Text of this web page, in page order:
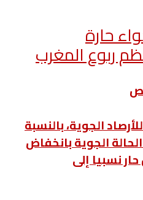
حارة
ربوع المغرب
الجوية، بالنسبة
الحالة الجوية بانخفاض
نسبيا إلى